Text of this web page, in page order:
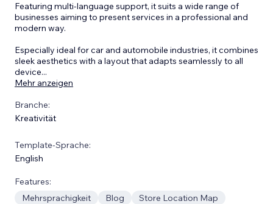
Featuring multi-language support, it suits a wide range of
businesses aiming to present services in a professional and
modern way.
Especially ideal for car and automobile industries, it combines
sleek aesthetics with a layout that adapts seamlessly to all
device...
Mehr anzeigen
Branche:
Kreativität
Template-Sprache:
English
Features:
Mehrsprachigkeit
Blog Store Location Map